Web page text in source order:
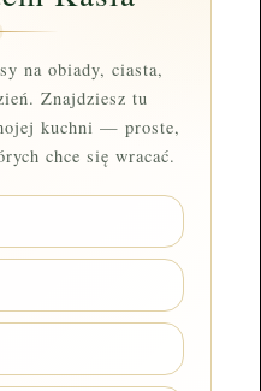
na obiady, ciasta,
Znajdziesz tu
kuchni — proste,
chce się wracać.